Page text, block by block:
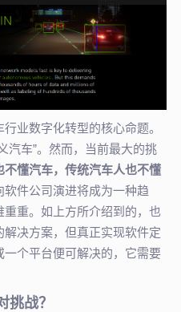
业数字化转型的核心命题。
汽车”。然而，当前最大的挑
懂汽车， 传统汽车人也不懂
软件公司演进将成为一种趋
重。如上方所介绍到的，也
决方案，但真正实现软件定
个平台便可解决的，它需要
挑战？